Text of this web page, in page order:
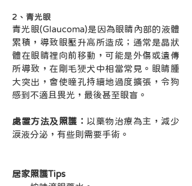
2、青光眼
青光眼(Glaucoma)是因為眼睛內部的液體
累積，導致眼壓升高所造成；通常是晶狀
體在眼睛裡向前移動，可能是外傷或遺傳
所導致，在剛毛㹴犬中相當常見。眼睛腫
大突出，會使瞳孔持續地過度擴張，令狗
感到不適且畏光，最後甚至眼盲。
處置方法及照護： 以藥物治療為主，減少
淚液分泌，有些則需要手術。
居家照護Tips